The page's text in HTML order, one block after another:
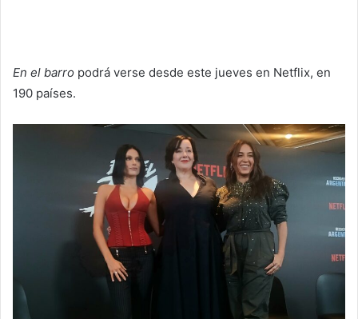
En el barro podrá verse desde este jueves en Netflix, en
190 países.